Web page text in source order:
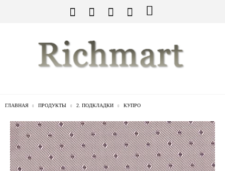
ГЛАВНАЯ ПРОДУКТЫ 2. ПОДКЛАДКИ КУПРО